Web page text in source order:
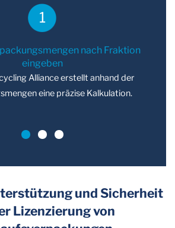
1
nach Fraktion
eingeben
Alliance erstellt anhand der
eine präzise Kalkulation.
und Sicherheit
Lizenzierung von